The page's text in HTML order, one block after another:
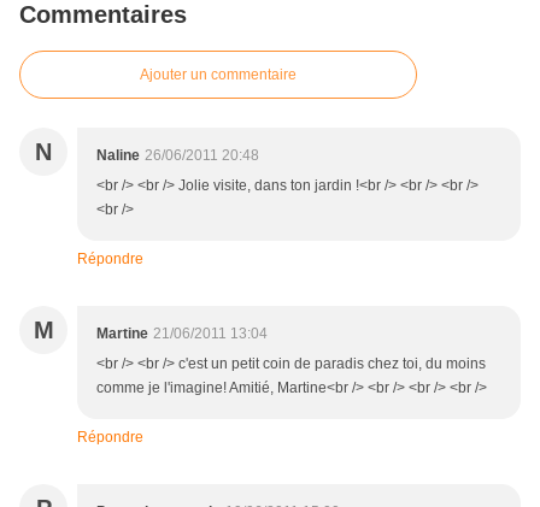
Commentaires
Ajouter un commentaire
N Naline 26/06/2011 20:48
<br /> <br /> Jolie visite, dans ton jardin !<br /> <br /> <br />
<br />
Répondre
M Martine 21/06/2011 13:04
<br /> <br /> c'est un petit coin de paradis chez toi, du moins
comme je l'imagine! Amitié, Martine<br /> <br /> <br /> <br />
Répondre